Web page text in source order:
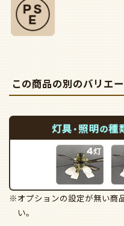
この商品の別のバリエ
※オプションの設定が無い商
い。